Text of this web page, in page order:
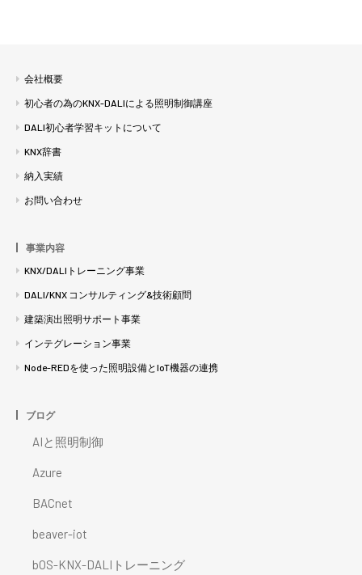
会社概要
初心者の為のKNX-DALIによる照明制御講座
DALI初心者学習キットについて
KNX辞書
納入実績
お問い合わせ
事業内容
KNX/DALIトレーニング事業
DALI/KNX コンサルティング&技術顧問
建築演出照明サポート事業
インテグレーション事業
Node-REDを使った照明設備とIoT機器の連携
ブログ
AIと照明制御
Azure
BACnet
beaver-iot
bOS-KNX-DALIトレーニング